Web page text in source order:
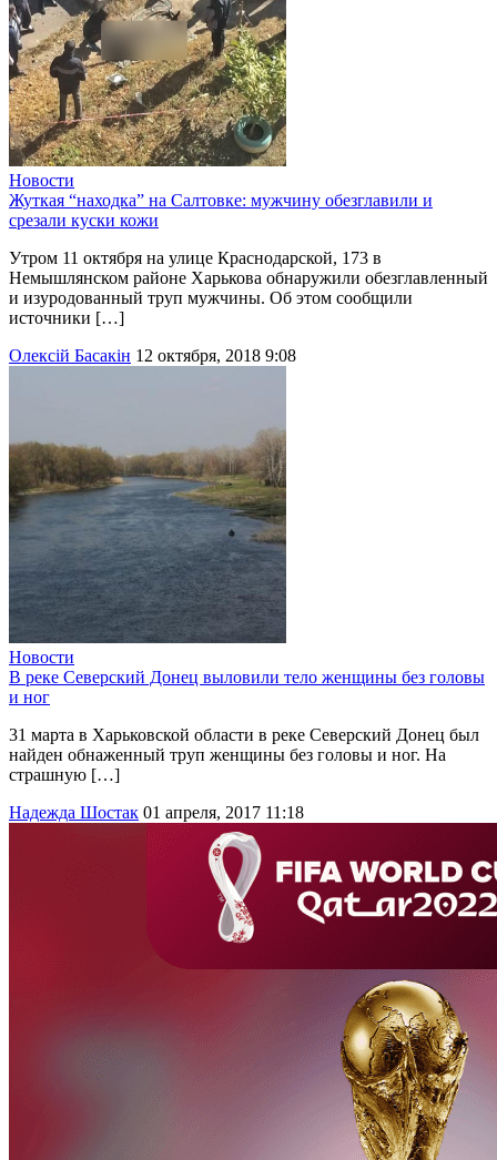
Новости
Жуткая “находка” на Салтовке: мужчину обезглавили и
срезали куски кожи
Утром 11 октября на улице Краснодарской, 173 в
Немышлянском районе Харькова обнаружили обезглавленный
и изуродованный труп мужчины. Об этом сообщили
источники […]
Олексій Басакін 12 октября, 2018 9:08
Новости
В реке Северский Донец выловили тело женщины без головы
и ног
31 марта в Харьковской области в реке Северский Донец был
найден обнаженный труп женщины без головы и ног. На
страшную […]
Надежда Шостак 01 апреля, 2017 11:18